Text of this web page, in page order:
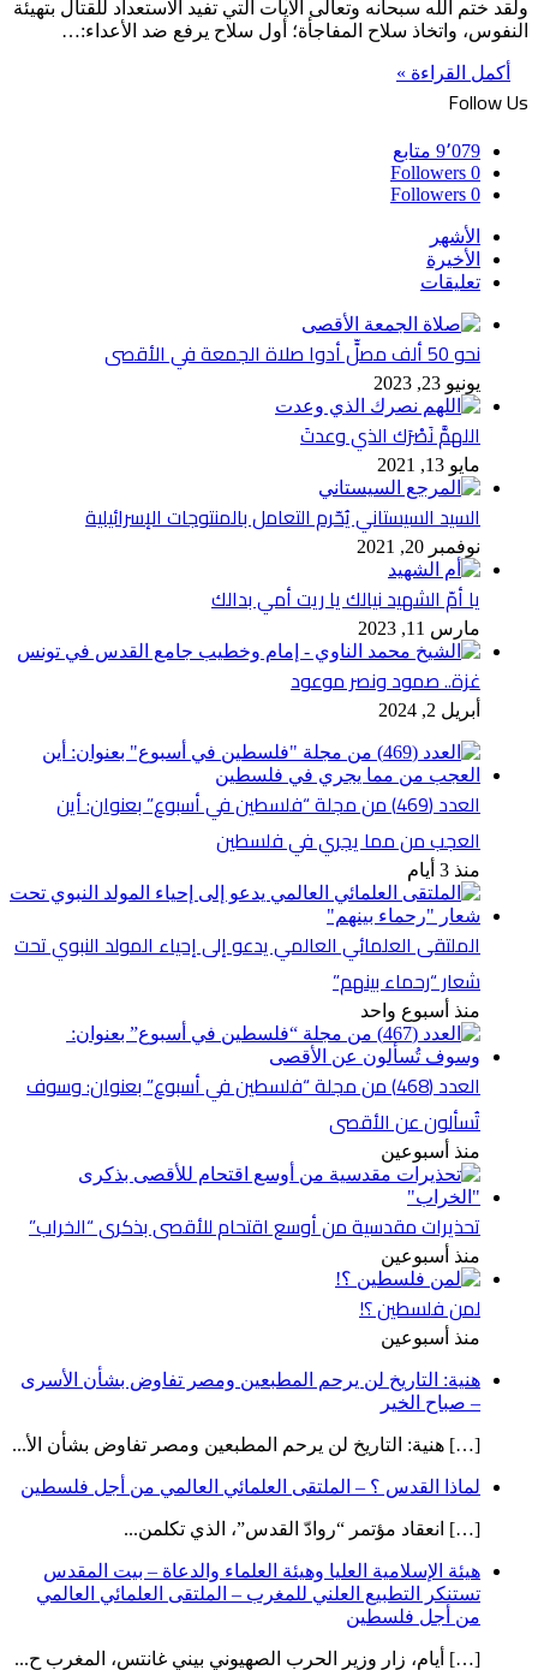
ولقد ختم الله سبحانه وتعالى الآيات التي تفيد الاستعداد للقتال بتهيئة
النفوس، واتخاذ سلاح المفاجأة؛ أول سلاح يرفع ضد الأعداء:…
أكمل القراءة »
Follow Us
9٬079 متابع
0
Followers
0
Followers
الأشهر
الأخيرة
تعليقات
نحو 50 ألف مصلٍّ أدوا صلاة الجمعة في الأقصى
يونيو 23, 2023
اللهمَّ نَصْرَك الذي وعدتَ
مايو 13, 2021
السيد السيستاني يُحّرم التعامل بالمنتوجات الإسرائيلية
نوفمبر 20, 2021
يا أمّ الشهيد نيالك يا ريت أمي بدالك
مارس 11, 2023
غزة.. صمود ونصر موعود
أبريل 2, 2024
العدد (469) من مجلة “فلسطين في أسبوع” بعنوان: أين
العجب من مما يجري في فلسطين
منذ 3 أيام
الملتقى العلمائي العالمي يدعو إلى إحياء المولد النبوي تحت
شعار “رحماء بينهم”
منذ أسبوع واحد
العدد (468) من مجلة “فلسطين في أسبوع” بعنوان: وسوف
تُسألون عن الأقصى
منذ أسبوعين
تحذيرات مقدسية من أوسع اقتحام للأقصى بذكرى “الخراب”
منذ أسبوعين
لمن فلسطين ؟!
منذ أسبوعين
هنية: التاريخ لن يرحم المطبعين ومصر تفاوض بشأن الأسرى
– صباح الخير
[…] هنية: التاريخ لن يرحم المطبعين ومصر تفاوض بشأن الأ...
لماذا القدس ؟ – الملتقى العلمائي العالمي من أجل فلسطين
[…] انعقاد مؤتمر “روادّ القدس”، الذي تكلمن...
هيئة الإسلامية العليا وهيئة العلماء والدعاة – بيت المقدس
تستنكر التطبيع العلني للمغرب – الملتقى العلمائي العالمي
من أجل فلسطين
[…] أيام، زار وزير الحرب الصهيوني بيني غانتس، المغرب ح...